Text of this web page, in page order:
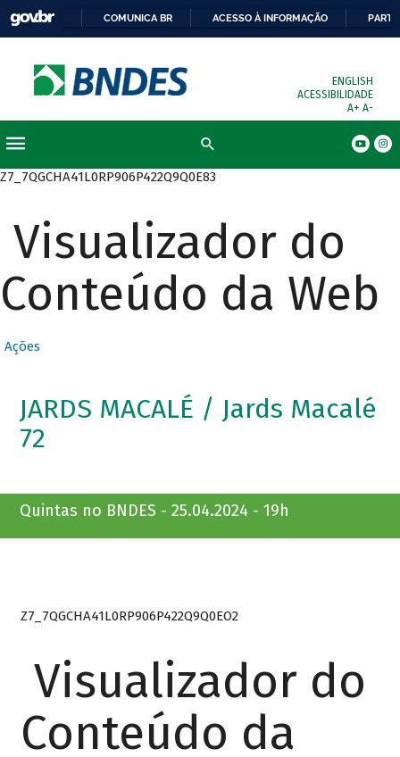
COMUNICA BR ACESSO À INFORMAÇÃO
ENGLISH
ACESSIBILIDADE
A+ A-
Z7_7QGCHA41L0RP906P422Q9Q0E83
Visualizador do
Conteúdo da Web
Ações
JARDS MACALÉ / Jards Macalé
72
Quintas no BNDES - 25.04.2024 - 19h
Z7_7QGCHA41L0RP906P422Q9Q0EO2
Visualizador do
Conteúdo da